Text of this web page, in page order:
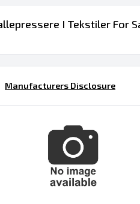
I Tekstiler For
Manufacturers Disclosure